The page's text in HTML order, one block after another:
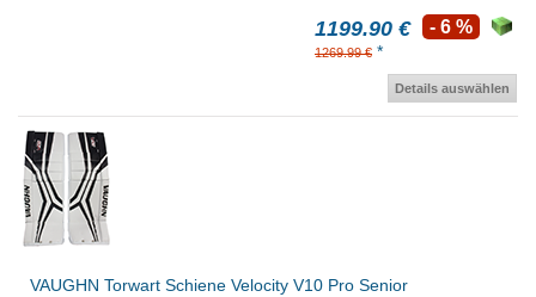
1199.90 €
1269.99 € *
- 6 %
Details auswählen
VAUGHN Torwart Schiene Velocity V10 Pro Senior